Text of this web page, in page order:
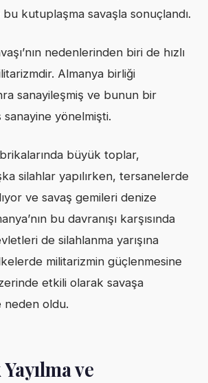
kutuplaşma savaşla sonuçlandı.
nedenlerinden biri de hızlı
Almanya birliği
sanayileşmiş ve bunun bir
sanayine yönelmişti.
büyük toplar,
silahlar yapılırken, tersanelerde
ve savaş gemileri denize
bu davranışı karşısında
de silahlanma yarışına
militarizmin güçlenmesine
etkili olarak savaşa
neden oldu.
ve